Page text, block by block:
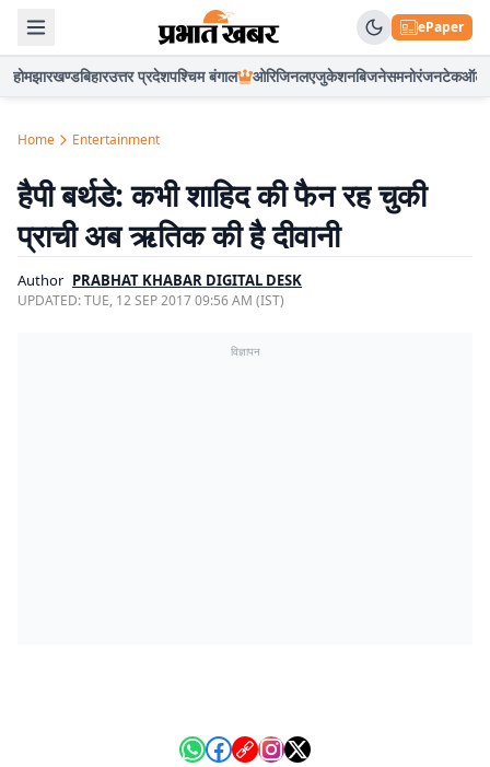
ePaper
होमझारखण्डबिहारउत्तर प्रदेशपश्चिम बंगाल ओरिजिनलएजुकेशनबिजनेसमनोरंजनटेकऑटो
Home Entertainment
हैपी बर्थडे: कभी शाहिद की फैन रह चुकी
प्राची अब ऋतिक की है दीवानी
Author PRABHAT KHABAR DIGITAL DESK
UPDATED:TUE, 12 SEP 2017 09:56 AM (IST)
विज्ञापन